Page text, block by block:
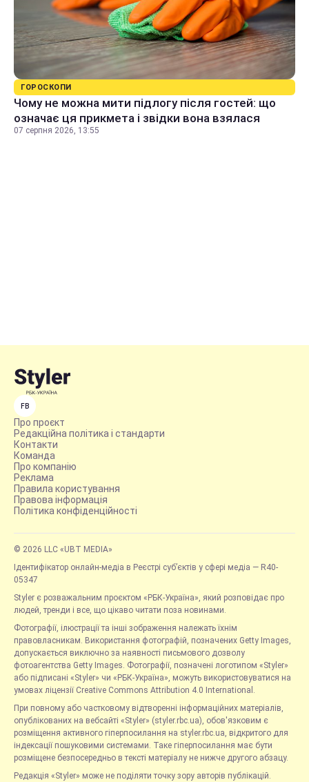
ГОРОСКОПИ
Чому не можна мити підлогу після гостей: що
означає ця прикмета і звідки вона взялася
07 серпня 2026, 13:55
FB
Про проєкт
Редакційна політика і стандарти
Контакти
Команда
Про компанію
Реклама
Правила користування
Правова інформація
Політика конфіденційності
© 2026 LLC «UBT MEDIA»
Ідентифікатор онлайн-медіа в Реєстрі суб’єктів у сфері медіа — R40-
05347
Styler є розважальним проєктом «РБК-Україна», який розповідає про
людей, тренди і все, що цікаво читати поза новинами.
Фотографії, ілюстрації та інші зображення належать їхнім
правовласникам. Використання фотографій, позначених Getty Images,
допускається виключно за наявності письмового дозволу
фотоагентства Getty Images. Фотографії, позначені логотипом «Styler»
або підписані «Styler» чи «РБК-Україна», можуть використовуватися на
умовах ліцензії Creative Commons Attribution 4.0 International.
При повному або частковому відтворенні інформаційних матеріалів,
опублікованих на вебсайті «Styler» (styler.rbc.ua), обов'язковим є
розміщення активного гіперпосилання на styler.rbc.ua, відкритого для
індексації пошуковими системами. Таке гіперпосилання має бути
розміщене безпосередньо в тексті матеріалу не нижче другого абзацу.
Редакція «Styler» може не поділяти точку зору авторів публікацій.